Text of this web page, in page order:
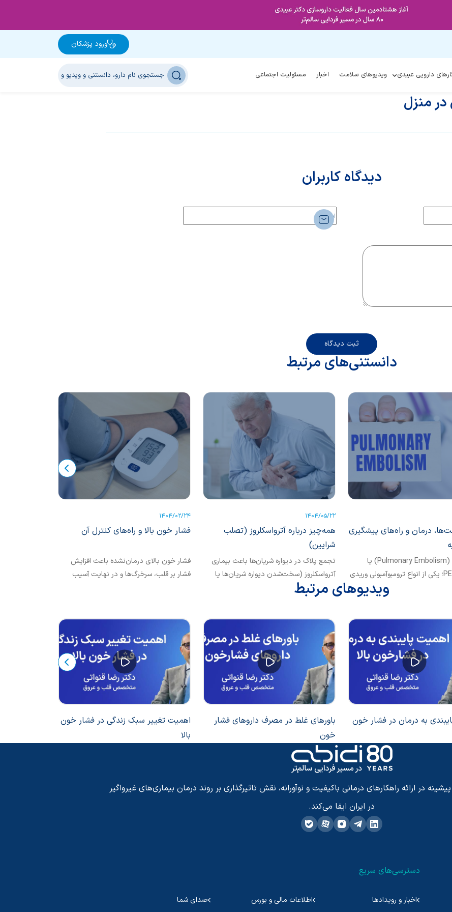
ورود پزشکان
دارویی عبیدی ویدیوهای سلامت اخبار مسئولیت اجتماعی
منزل
دیدگاه کاربران
ثبت دیدگاه
دانستنی‌های مرتبط
درمان و راه‌های پیشگیری
آمبولی ریه (Pulmonary Embolism) یا
به‌اختصار PE؛ یکی از انواع ترومبوآمبولی وریدی
می‌رود و در صورت عدم تشخیص...
1404/05/22
همه‌چیز درباره آترواسکلروز (تصلب
شرایین)
تجمع پلاک در دیواره شریان‌ها باعث بیماری
آترواسکلروز (سخت‌شدن دیواره شریان‌ها یا
تصلب شرایین) می‌شود. آترواسکلروز می‌تواند
آترواسکلروز بیشتر بدانیم.
1404/02/24
فشار خون بالا و راه‌های کنترل آن
فشار خون بالای درمان‌نشده باعث افزایش
فشار بر قلب، سرخرگ‌ها و در نهایت آسیب
ویدیوهای مرتبط
به درمان در فشار خون
باور‌های غلط در مصرف داروهای فشار
خون
اهمیت تغییر سبک زندگی در فشار خون
بالا
در ارائه راهکارهای درمانی باکیفیت و نوآورانه، نقش تاثیرگذاری بر روند درمان بیماری‌های غیرواگیر
در ایران ایفا می‌کند.
دسترسی‌های سریع
اخبار و رویدادها اطلاعات مالی و بورس صدای شما